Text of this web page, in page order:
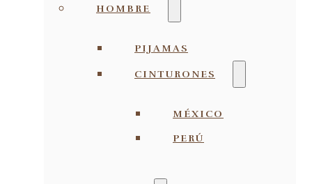
HOMBRE
PIJAMAS
CINTURONES
MÉXICO
PERÚ